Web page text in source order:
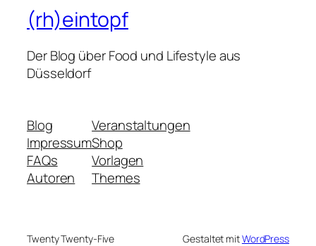
(rh)eintopf
Der Blog über Food und Lifestyle aus
Düsseldorf
Blog
Impressum
FAQs
Autoren
Veranstaltungen
Shop
Vorlagen
Themes
Twenty Twenty-Five Gestaltet mitWordPress